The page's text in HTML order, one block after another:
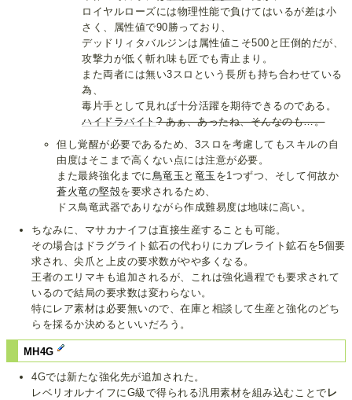
ロイヤルローズには物理性能で負けてはいるが差は小
さく、属性値で90勝っており、
デッドリィタバルジンは属性値こそ500と圧倒的だが、
攻撃力が低く斬れ味も匠でも青止まり。
また両者には無い3スロという長所も持ち合わせている
為、
毒片手として見れば十分活躍を期待できるのである。
ハイドラバイト? あぁ、あったね、そんなのも…。
但し覚醒が必要であるため、3スロを考慮してもスキルの自
由度はそこまで高くない点には注意が必要。
また最終強化までに 鳥竜玉 と 竜玉 を1つずつ、そして何故か
蒼火竜の堅殻を要求されるため、
ドス鳥竜武器でありながら作成難易度は地味に高い。
ちなみに、マサカナイフは直接生産することも可能。
その場合はドラグライト鉱石の代わりにカブレライト鉱石を5個要
求され、尖爪と上皮の要求数がやや多くなる。
王者のエリマキも追加されるが、これは強化過程でも要求されて
いるので結局の要求数は変わらない。
特にレア素材は必要無いので、在庫と相談して生産と強化のどち
らを採るか決めるといいだろう。
MH4G
4Gでは新たな強化先が追加された。
レベリオルナイフにG級で得られる汎用素材を組み込むことで レ